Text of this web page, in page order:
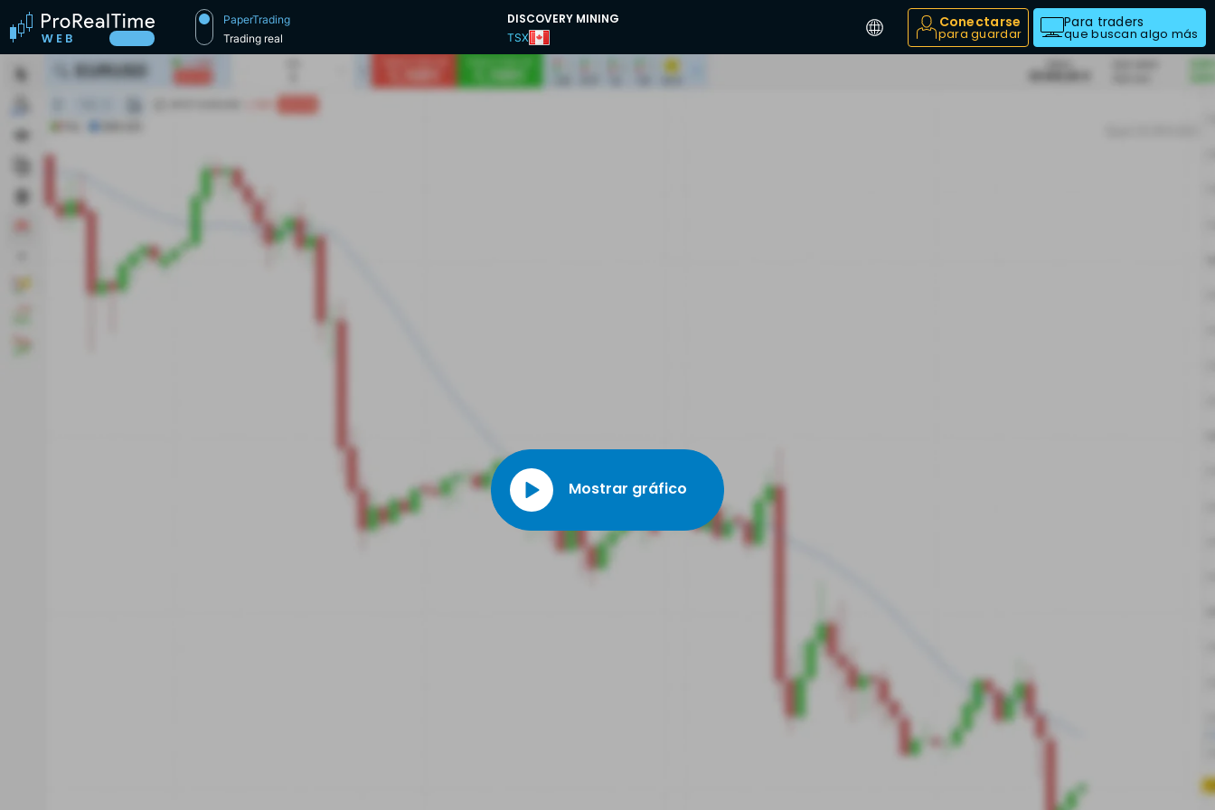
PaperTrading
Trading real
DISCOVERY MINING
TSX
Conectarse
para guardar
Para traders
que buscan algo más
Mostrar gráfico